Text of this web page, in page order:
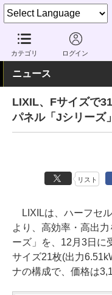
カテゴリ ログイン
家電 Watch エネルギー
ニュース
LIXIL、Fサイズで
パネル「Jシリーズ」
リスト
LIXILは、ハーフセ
より、高効率・高出
ーズ」を、12月3日に
サイズ21枚(出力
ナの構成で、価格は